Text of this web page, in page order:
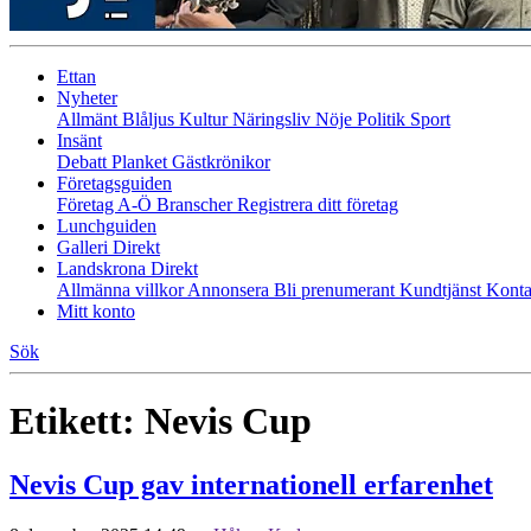
Ettan
Nyheter
Allmänt Blåljus KulturNäringsliv Nöje Politik Sport
Insänt
Debatt Planket Gästkrönikor
Företagsguiden
Företag A-Ö BranscherRegistrera ditt företag
Lunchguiden
Galleri Direkt
Landskrona Direkt
Allmänna villkorAnnonsera Bli prenumerant Kundtjänst
Mitt konto
Sök
Etikett: Nevis Cup
Nevis Cup gav internationell erfarenhet